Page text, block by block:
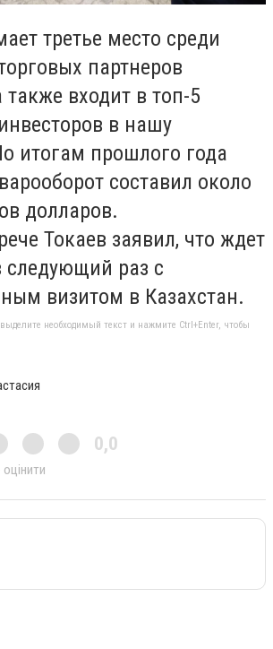
третье место среди
партнеров
также входит в топ-5
в нашу
итогам прошлого года
составил около
долларов.
Токаев заявил, что ждет
следующий раз с
визитом в Казахстан.
необходимый текст и нажмите Ctrl+Enter, чтобы
0,0